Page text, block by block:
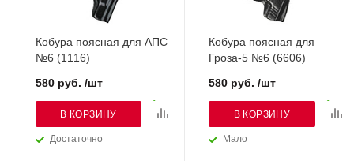
Кобура поясная для АПС
№6 (1116)
Достаточно
580 руб. /шт
В КОРЗИНУ
Кобура поясная для
Гроза-5 №6 (6606)
Мало
580 руб. /шт
В КОРЗИНУ